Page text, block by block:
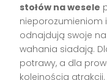
stołów na wesele
nieporozumieniom
odnajdują swoje
wahania siadają.
potrawy, a dla
kolejnością atrakcji.